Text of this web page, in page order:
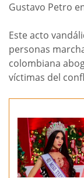
Gustavo Petro
Este acto
personas
colombiana
víctimas del